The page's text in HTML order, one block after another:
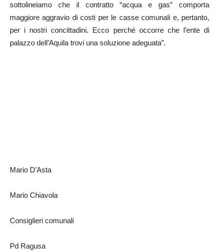
sottolineiamo che il contratto “acqua e gas” comporta
maggiore aggravio di costi per le casse comunali e, pertanto,
per i nostri concittadini. Ecco perché occorre che l’ente di
palazzo dell’Aquila trovi una soluzione adeguata”.
Mario D’Asta
Mario Chiavola
Consiglieri comunali
Pd Ragusa